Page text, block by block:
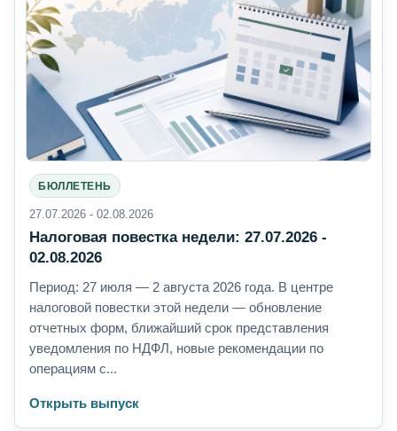
БЮЛЛЕТЕНЬ
27.07.2026 - 02.08.2026
Налоговая повестка недели: 27.07.2026 -
02.08.2026
Период: 27 июля — 2 августа 2026 года. В центре
налоговой повестки этой недели — обновление
отчетных форм, ближайший срок представления
уведомления по НДФЛ, новые рекомендации по
операциям с...
Открыть выпуск